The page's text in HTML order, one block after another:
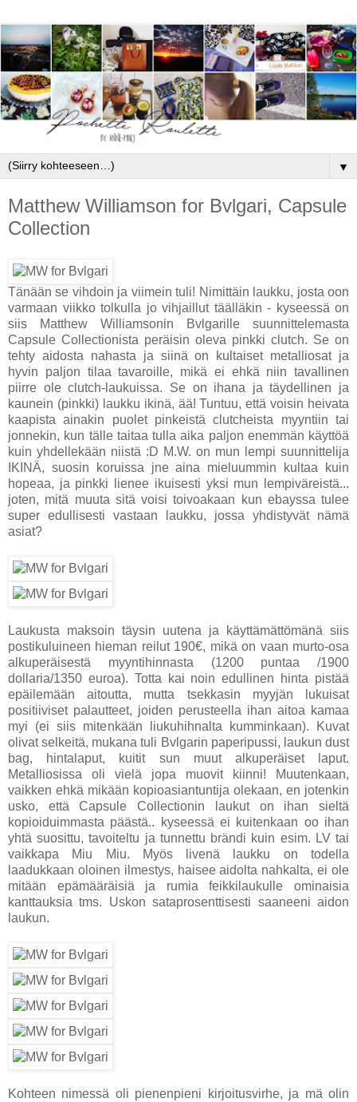
▼
Matthew Williamson for Bvlgari, Capsule
Collection
Tänään se vihdoin ja viimein tuli! Nimittäin laukku, josta oon
varmaan viikko tolkulla jo vihjaillut täälläkin - kyseessä on
siis Matthew Williamsonin Bvlgarille suunnittelemasta
Capsule Collectionista peräisin oleva pinkki clutch. Se on
tehty aidosta nahasta ja siinä on kultaiset metalliosat ja
hyvin paljon tilaa tavaroille, mikä ei ehkä niin tavallinen
piirre ole clutch-laukuissa. Se on ihana ja täydellinen ja
kaunein (pinkki) laukku ikinä, ää! Tuntuu, että voisin heivata
kaapista ainakin puolet pinkeistä clutcheista myyntiin tai
jonnekin, kun tälle taitaa tulla aika paljon enemmän käyttöä
kuin yhdellekään niistä :D M.W. on mun lempi suunnittelija
IKINÄ, suosin koruissa jne aina mieluummin kultaa kuin
hopeaa, ja pinkki lienee ikuisesti yksi mun lempiväreistä...
joten, mitä muuta sitä voisi toivoakaan kun ebayssa tulee
super edullisesti vastaan laukku, jossa yhdistyvät nämä
asiat?
Laukusta maksoin täysin uutena ja käyttämättömänä siis
postikuluineen hieman reilut 190€, mikä on vaan murto-osa
alkuperäisestä myyntihinnasta (1200 puntaa /1900
dollaria/1350 euroa). Totta kai noin edullinen hinta pistää
epäilemään aitoutta, mutta tsekkasin myyjän lukuisat
positiiviset palautteet, joiden perusteella ihan aitoa kamaa
myi (ei siis mitenkään liukuhihnalta kumminkaan). Kuvat
olivat selkeitä, mukana tuli Bvlgarin paperipussi, laukun dust
bag, hintalaput, kuitit sun muut alkuperäiset laput.
Metalliosissa oli vielä jopa muovit kiinni! Muutenkaan,
vaikken ehkä mikään kopioasiantuntija olekaan, en jotenkin
usko, että Capsule Collectionin laukut on ihan sieltä
kopioiduimmasta päästä.. kyseessä ei kuitenkaan oo ihan
yhtä suosittu, tavoiteltu ja tunnettu brändi kuin esim. LV tai
vaikkapa Miu Miu. Myös livenä laukku on todella
laadukkaan oloinen ilmestys, haisee aidolta nahkalta, ei ole
mitään epämääräisiä ja rumia feikkilaukulle ominaisia
kanttauksia tms. Uskon sataprosenttisesti saaneeni aidon
laukun.
Kohteen nimessä oli pienenpieni kirjoitusvirhe, ja mä olin